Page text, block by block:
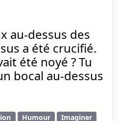
au-dessus des
a été crucifié.
été noyé ? Tu
bocal au-dessus
Humour Imaginer